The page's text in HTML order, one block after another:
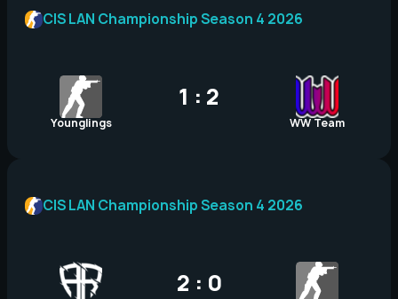
Younglings
1 : 2
WW Team
CIS LAN Championship Season 4 2026
2 : 0
CIS LAN Championship Season 4 2026